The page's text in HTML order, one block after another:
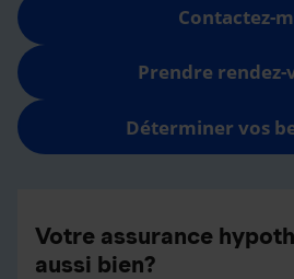
Contactez-
Prendre rendez-
Déterminer vos
Votre assurance
aussi bien?